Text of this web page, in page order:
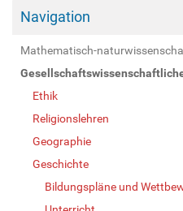
Navigation
Mathematisch-
Ethik
Religionslehren
Geographie
Geschichte
Bildungspläne und